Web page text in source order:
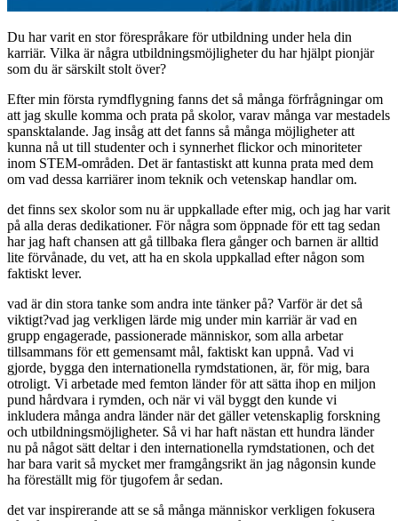
Du har varit en stor förespråkare för utbildning under hela din
karriär. Vilka är några utbildningsmöjligheter du har hjälpt pionjär
som du är särskilt stolt över?
Efter min första rymdflygning fanns det så många förfrågningar om
att jag skulle komma och prata på skolor, varav många var mestadels
spansktalande. Jag insåg att det fanns så många möjligheter att
kunna nå ut till studenter och i synnerhet flickor och minoriteter
inom STEM-områden. Det är fantastiskt att kunna prata med dem
om vad dessa karriärer inom teknik och vetenskap handlar om.
det finns sex skolor som nu är uppkallade efter mig, och jag har varit
på alla deras dedikationer. För några som öppnade för ett tag sedan
har jag haft chansen att gå tillbaka flera gånger och barnen är alltid
lite förvånade, du vet, att ha en skola uppkallad efter någon som
faktiskt lever.
vad är din stora tanke som andra inte tänker på? Varför är det så
viktigt?vad jag verkligen lärde mig under min karriär är vad en
grupp engagerade, passionerade människor, som alla arbetar
tillsammans för ett gemensamt mål, faktiskt kan uppnå. Vad vi
gjorde, bygga den internationella rymdstationen, är, för mig, bara
otroligt. Vi arbetade med femton länder för att sätta ihop en miljon
pund hårdvara i rymden, och när vi väl byggt den kunde vi
inkludera många andra länder när det gäller vetenskaplig forskning
och utbildningsmöjligheter. Så vi har haft nästan ett hundra länder
nu på något sätt deltar i den internationella rymdstationen, och det
har bara varit så mycket mer framgångsrikt än jag någonsin kunde
ha föreställt mig för tjugofem år sedan.
det var inspirerande att se så många människor verkligen fokusera